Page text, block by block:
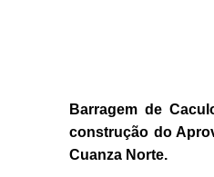
Barragem de
construção do
Cuanza Norte.